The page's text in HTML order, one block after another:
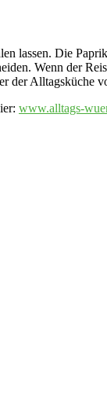
lassen. Die
Wenn der
der Alltagsküche
www.alltags-